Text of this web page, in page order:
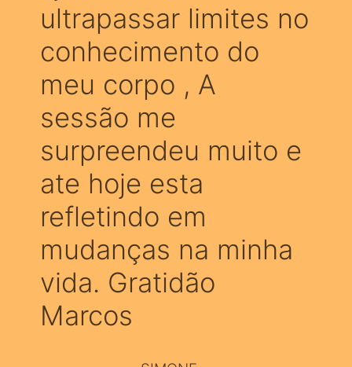
ultrapassar limites no
conhecimento do
meu corpo , A
sessão me
surpreendeu muito e
ate hoje esta
refletindo em
mudanças na minha
vida. Gratidão
Marcos